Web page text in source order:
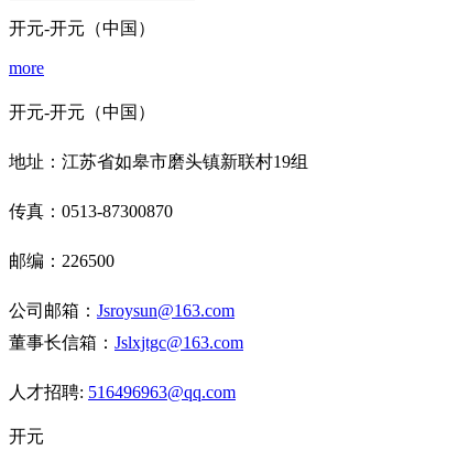
开元-开元（中国）
more
开元-开元（中国）
地址：江苏省如皋市磨头镇新联村19组
传真： 0513-87300870
邮编： 226500
公司邮箱： Jsroysun@163.com
董事长信箱： Jslxjtgc@163.com
人才招聘: 516496963@qq.com
开元